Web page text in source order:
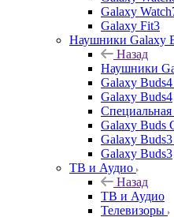
Galaxy
Galaxy Fit3
Наушники Galaxy
Назад
Наушники
Galaxy
Galaxy Buds4
Специальная
Galaxy Buds
Galaxy
Galaxy Buds3
ТВ и Аудио
Назад
ТВ и Аудио
Телевизоры